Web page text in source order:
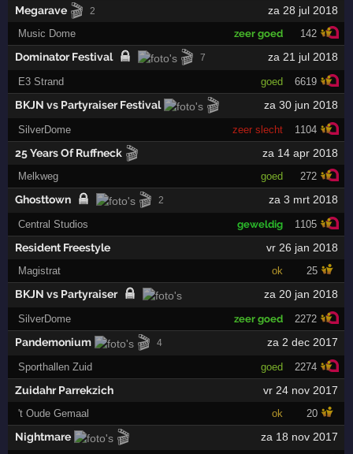
Megarave 🎬 2 za 28 jul 2018
Music Dome zeer goed 142
Dominator Festival 🎬 7 za 21 jul 2018
E3 Strand goed 6619
BKJN vs Partyraiser Festival 🎬 za 30 jun 2018
SilverDome zeer slecht 1104
25 Years Of Ruffneck 🎬 za 14 apr 2018
Melkweg goed 272
Ghosttown 🎬 2 za 3 mrt 2018
Central Studios geweldig 1105
Resident Freestyle vr 26 jan 2018
Magistrat ok 25
BKJN vs Partyraiser za 20 jan 2018
SilverDome zeer goed 2272
Pandemonium 🎬 4 za 2 dec 2017
Sporthallen Zuid goed 2274
Zuidahr Parrekzich vr 24 nov 2017
't Oude Gemaal ok 20
Nightmare 🎬 za 18 nov 2017